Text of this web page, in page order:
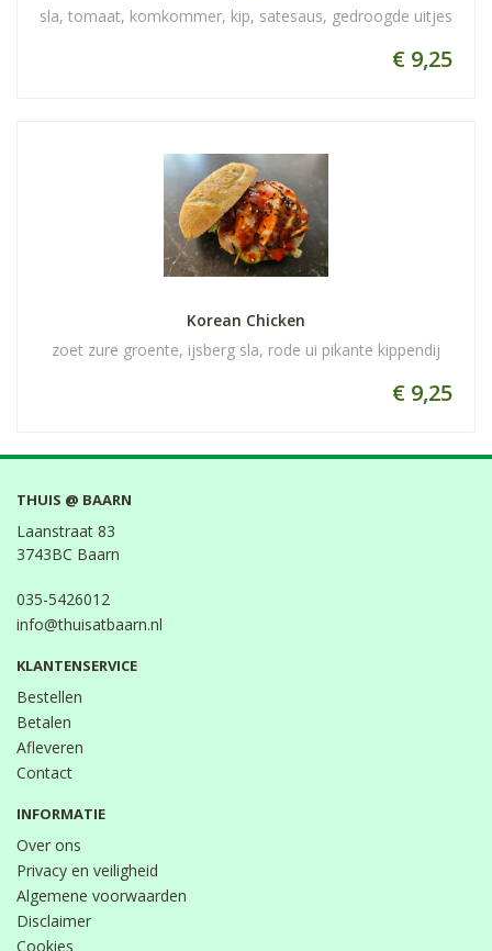
sla, tomaat, komkommer, kip, satesaus, gedroogde uitjes
€ 9,25
Korean Chicken
zoet zure groente, ijsberg sla, rode ui pikante kippendij
€ 9,25
THUIS @ BAARN
Laanstraat 83
3743BC Baarn
035-5426012
info@thuisatbaarn.nl
KLANTENSERVICE
Bestellen
Betalen
Afleveren
Contact
INFORMATIE
Over ons
Privacy en veiligheid
Algemene voorwaarden
Disclaimer
Cookies